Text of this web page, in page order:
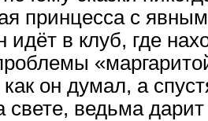
принцесса с
идёт в клуб, где
как он думал, а
свете, ведьма